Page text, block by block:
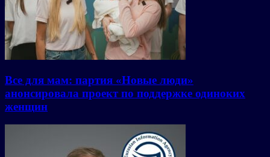
Все для мам: партия «Новые люди»
анонсировала проект по поддержке одиноких
женщин